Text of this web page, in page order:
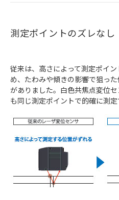
測定ポイントのズレなし
従来は、高さによって測定ポイ
め、たわみや傾きの影響で狙っ
がありました。白色共焦点変位
も同じ測定ポイントで的確に測定